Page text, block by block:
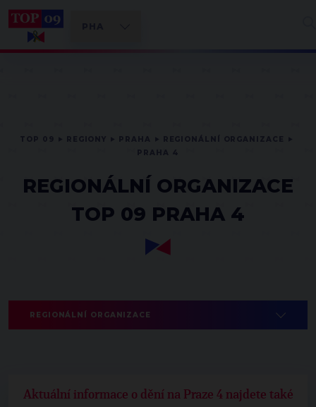
REGIONÁLNÍ ORGANIZACE
TOP 09 PRAHA 4
REGIONÁLNÍ ORGANIZACE
Aktuální informace o dění na Praze 4 najdete také